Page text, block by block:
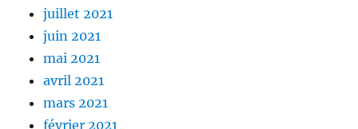
juillet 2021
juin 2021
mai 2021
avril 2021
mars 2021
février 2021